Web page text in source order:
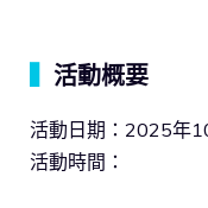
活動概要
活動日期：2025年
活動時間：